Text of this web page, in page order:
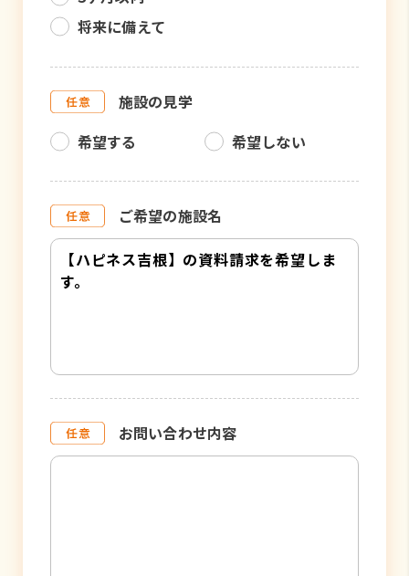
将来に備えて
施設の見学
希望する
希望しない
ご希望の施設名
お問い合わせ内容